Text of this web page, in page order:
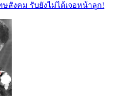
สังคม รับยังไม่ได้เจอหน้าลูก!